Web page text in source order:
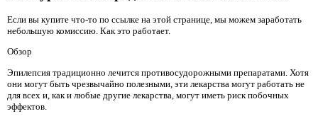
Если вы купите что-то по ссылке на этой странице, мы можем заработать
небольшую комиссию. Как это работает.
Обзор
Эпилепсия традиционно лечится противосудорожными препаратами. Хотя
они могут быть чрезвычайно полезными, эти лекарства могут работать не
для всех и, как и любые другие лекарства, могут иметь риск побочных
эффектов.